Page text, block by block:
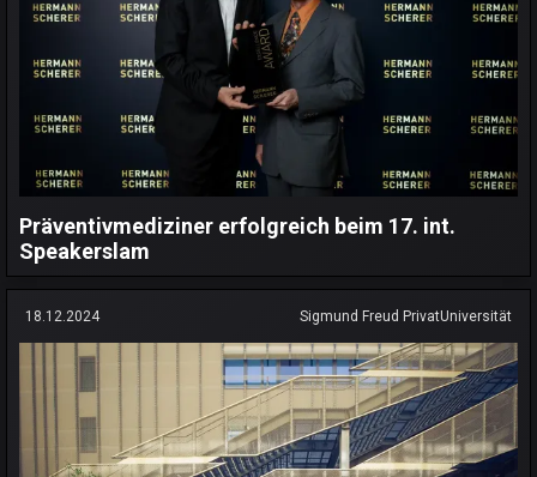
Präventivmediziner erfolgreich beim 17. int.
Speakerslam
18.12.2024 Sigmund Freud PrivatUniversität